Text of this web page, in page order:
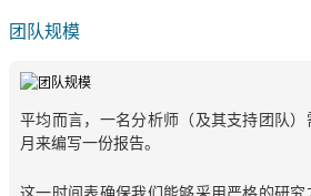
团队规模
平均而言，一名分析师（及其支持团队
月来编写一份报告。